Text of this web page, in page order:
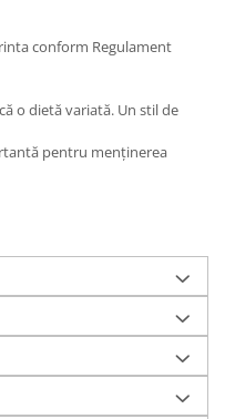
conform Regulament
o dietă variată. Un stil de
pentru menținerea